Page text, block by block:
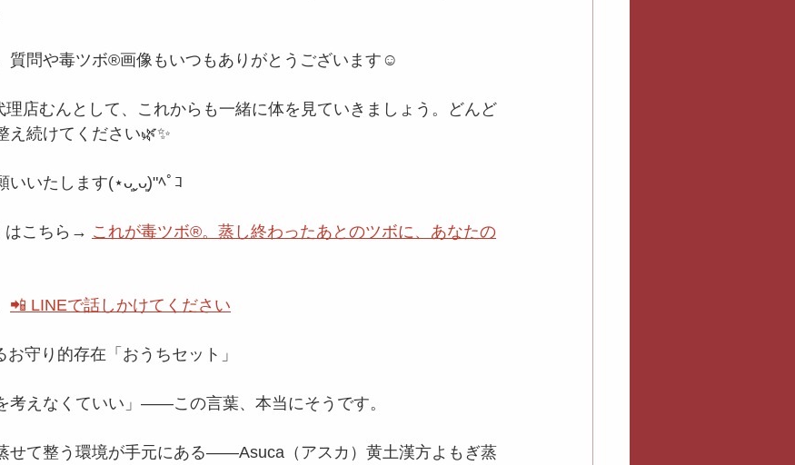
質問や毒ツボ®️画像もいつもありがとうございます☺️
店むんとして、これからも一緒に体を見ていきましょう。どんど
え続けてください🌿✨
いいたします(⋆ᴗ͈ˬᴗ͈)"ﾍﾟｺ
はこちら→ これが毒ツボ®️。蒸し終わったあとのツボに、あなたの
📲 LINEで話しかけてください
守り的存在「おうちセット」
考えなくていい」——この言葉、本当にそうです。
せて整う環境が手元にある——Asuca（アスカ）黄土漢方よもぎ蒸